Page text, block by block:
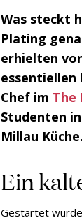
Was steckt
Plating
erhielten
essentiellen
Chef im The
Studenten
Millau
Ein
Gestartet